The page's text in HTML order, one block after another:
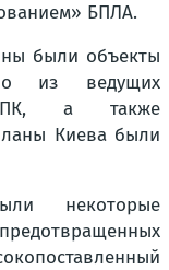
БПЛА.
были объекты
из ведущих
ВПК, а также
Киева были
некоторые